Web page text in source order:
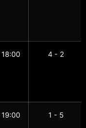
18:00 4 - 2
19:00 1 - 5